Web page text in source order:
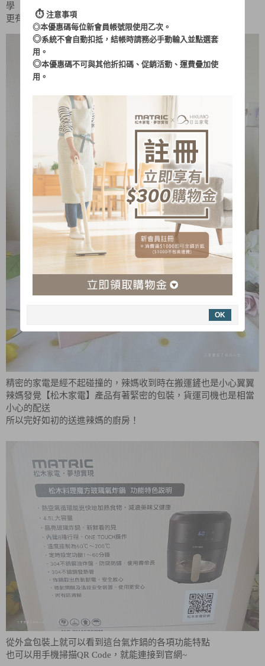
學
更有了這台實用與美觀兼具的玻璃氣炸鍋！
精密的家電是經不起碰撞的，辣媽收到時在搬運鏟也是小心翼翼
辣媽發覺【松木家電】產品有著緊密的包裝，貨運司機也是相當
小心的配送
所以完好如初的送進辣媽的廚房！
從外盒包裝上就可以看到這台氣炸鍋的各項功能特點
也可以用手機掃描QR Code，就能連接到官網~
⏱︎ 注意事項
◎本優惠碼每位新會員帳號限使用乙次。
◎系統不會自動扣抵，結帳時請務必手動輸入並點選套
用。
◎本優惠碼不可與其他折扣碼、促銷活動、運費疊加使
用。
OK